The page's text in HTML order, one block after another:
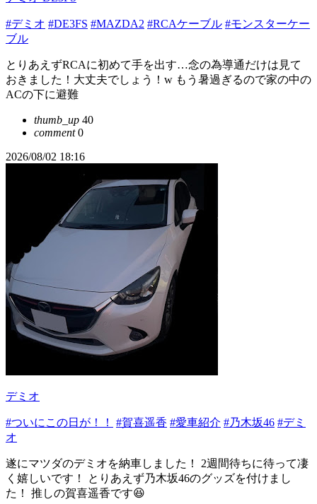
#デミオ #DE3FS #MAZDA2 #RCAケーブル #モンスターケー
ブル
とりあえずRCAに初めて手を出す…念の為導通だけは見て
おきました！大丈夫でしょう！w もう暑過ぎるので家の中の
ACの下に避難
thumb_up 40
comment0
2026/08/02 18:16
デミオ
#ついにこの日が！！ #賀喜遥香 #愛車紹介 #乃木坂46 #デミ
オ
遂にマツダのデミオを納車しました！ 2週間待ちに待って凄
く嬉しいです！ とりあえず乃木坂46のグッズを付けまし
た！ 推しの賀喜遥香です😆